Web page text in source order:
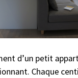
d’un petit
Chaque